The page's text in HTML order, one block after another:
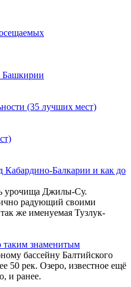
Башкирии
(35 лучших мест)
Кабардино-Балкарии и как до
урочища Джилы-Су.
радующий своими
же именуемая Тузлук-
таким знаменитым
бассейну Балтийского
50 рек. Озеро, известное ещё
и ранее.